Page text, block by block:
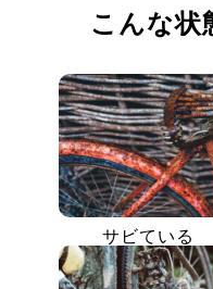
こんな状
サビている